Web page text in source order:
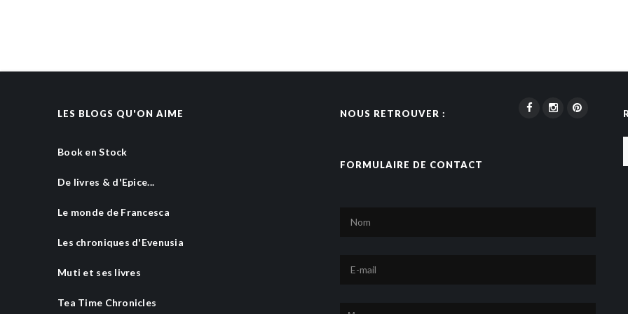
LES BLOGS QU'ON AIME
Book en Stock
De livres & d'Epice...
Le monde de Francesca
Les chroniques d'Evenusia
Muti et ses livres
Tea Time Chronicles
NOUS RETROUVER :
FORMULAIRE DE CONTACT